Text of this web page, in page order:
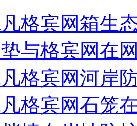
格宾网箱生
与格宾网在
格宾网河岸
格宾网石笼